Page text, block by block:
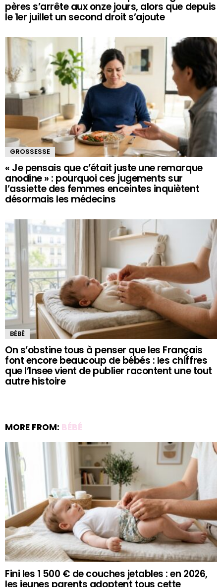
pères s’arrête aux onze jours, alors que depuis
le 1er juillet un second droit s’ajoute
GROSSESSE
« Je pensais que c’était juste une remarque
anodine » : pourquoi ces jugements sur
l’assiette des femmes enceintes inquiètent
désormais les médecins
BÉBÉ
On s’obstine tous à penser que les Français
font encore beaucoup de bébés : les chiffres
que l’Insee vient de publier racontent une tout
autre histoire
MORE FROM: BÉBÉ
Fini les 1 500 € de couches jetables : en 2026,